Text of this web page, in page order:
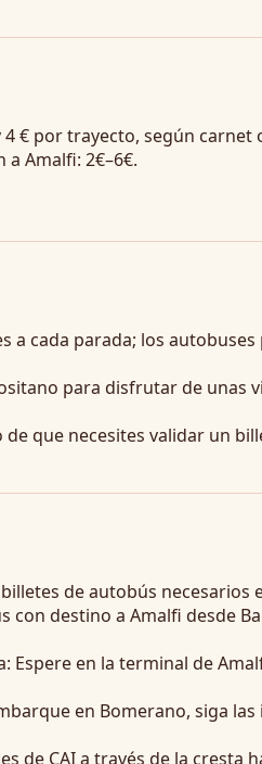
4 € por trayecto, según
a Amalfi: 2€–6€.
a cada parada; los
para disfrutar de unas
que necesites validar un
de autobús
con destino a Amalfi desde
Espere en la terminal de
en Bomerano, siga
de CAI a través de la